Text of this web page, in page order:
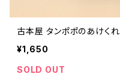
古本屋 タンポポのあけくれ
¥1,650
SOLD OUT